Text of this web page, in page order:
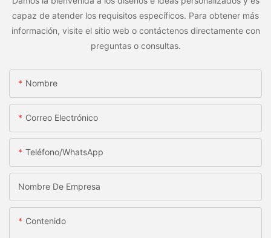
capaz de atender los requisitos específicos. Para obtener más
información, visite el sitio web o contáctenos directamente con
preguntas o consultas.
Nombre
Correo Electrónico
Teléfono/WhatsApp
Nombre De Empresa
Contenido